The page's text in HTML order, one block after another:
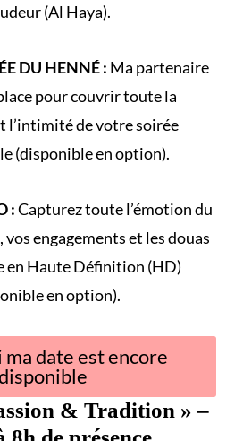
(Al Haya).
DU HENNÉ : Ma partenaire
pour couvrir toute la
l’intimité de votresoirée
(disponible en option).
:Capturez toute l’émotion du
, vos engagements et les douas
en Haute Définition (HD)
en option).
date est encore
& Tradition » –